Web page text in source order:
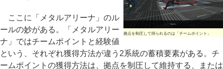
拠点を制圧して得られるのは「チームポイント」
ここに「メタルアリーナ」のル
ールの妙がある。「メタルアリー
ナ」ではチームポイントと経験値
という、それぞれ獲得方法が違う2系統の蓄積要素がある。チ
ームポイントの獲得方法は、拠点を制圧して維持する、または